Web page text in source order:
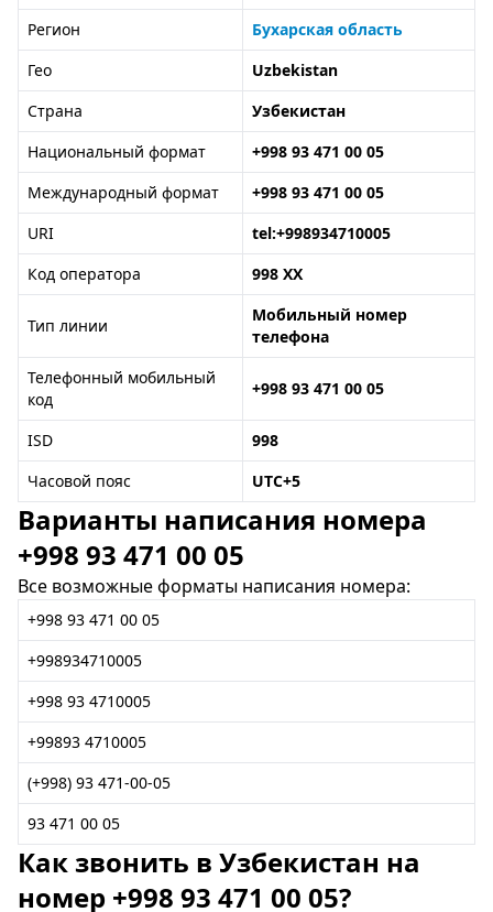
Регион
Бухарская область
Гео
Uzbekistan
Страна
Узбекистан
Национальный формат
+998 93 471 00 05
Международный формат
+998 93 471 00 05
URI
tel:+998934710005
Код оператора
998 XX
Тип линии
Мобильный номер
телефона
Телефонный мобильный
код
+998 93 471 00 05
ISD
998
Часовой пояс
UTC+5
Варианты написания номера
+998 93 471 00 05
Все возможные форматы написания номера:
+998 93 471 00 05
+998934710005
+998 93 4710005
+99893 4710005
(+998) 93 471-00-05
93 471 00 05
Как звонить в Узбекистан на
номер +998 93 471 00 05?